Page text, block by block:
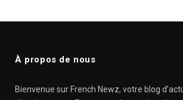
À propos de nous
Bienvenue sur French Newz, votre blog